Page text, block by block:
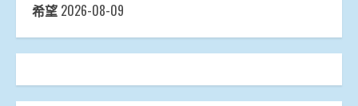
希望 2026-08-09